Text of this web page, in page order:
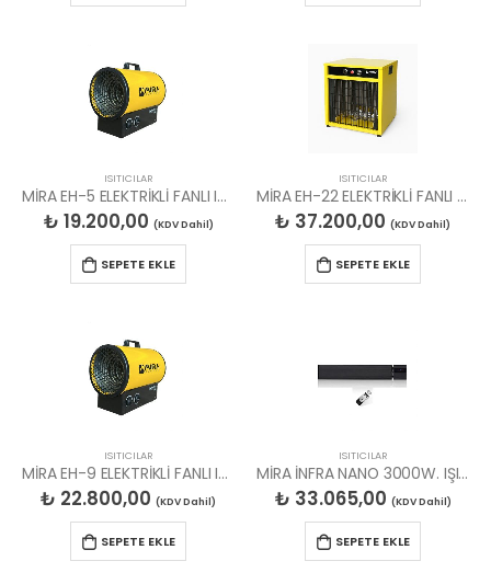
ISITICILAR
MİRA EH-5 ELEKTRİKLİ FANLI ISITICI, 230V.
₺ 19.200,00 (KDV Dahil)
SEPETE EKLE
ISITICILAR
MİRA EH-22 ELEKTRİKLİ FANLI ISITICI 380V.
₺ 37.200,00 (KDV Dahil)
SEPETE EKLE
ISITICILAR
MİRA EH-9 ELEKTRİKLİ FANLI ISITICI 380V.
₺ 22.800,00 (KDV Dahil)
SEPETE EKLE
ISITICILAR
MİRA İNFRA NANO 3000W. IŞIKSIZ ELK RADYANT ISITICI
₺ 33.065,00 (KDV Dahil)
SEPETE EKLE